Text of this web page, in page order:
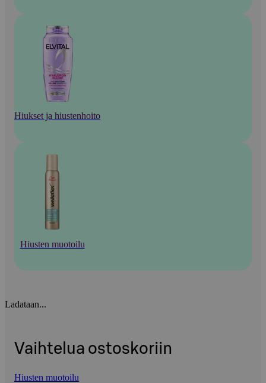
Hiukset ja hiustenhoito
Hiusten muotoilu
Ladataan...
Vaihtelua ostoskoriin
Hiusten muotoilu